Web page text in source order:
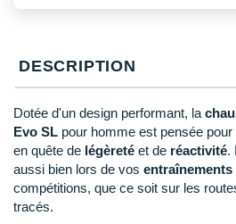
DESCRIPTION
Dotée d'un design performant, la
Evo SL pour homme est pensée
en quête de légèreté et de réactivité.
aussi bien lors de vos
compétitions, que ce soit sur les
tracés.
PAR MARQUES
+ Voir tous les accessoires
NNormal
Odlo
On-Running
Orca